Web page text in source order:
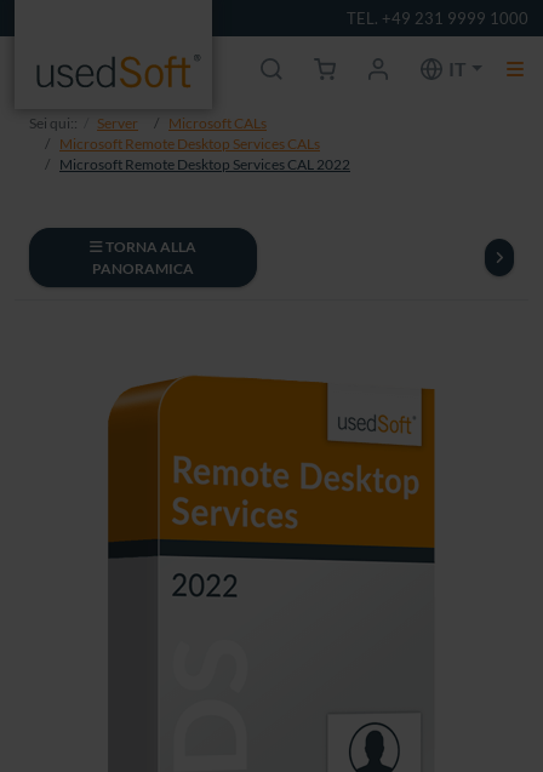
TEL. +49 231 9999 1000
IT
Sei qui:: Server
Microsoft CALs
Microsoft Remote Desktop Services CALs
Microsoft Remote Desktop Services CAL 2022
TORNA ALLA
PANORAMICA